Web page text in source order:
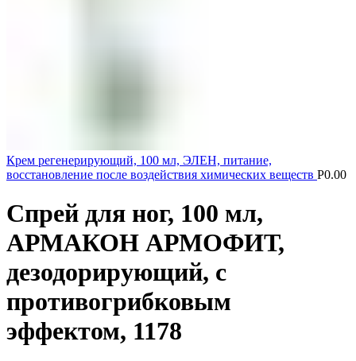
Крем регенерирующий, 100 мл, ЭЛЕН, питание,
восстановление после воздействия химических веществ Р0.00
Спрей для ног, 100 мл,
АРМАКОН АРМОФИТ,
дезодорирующий, с
противогрибковым
эффектом, 1178